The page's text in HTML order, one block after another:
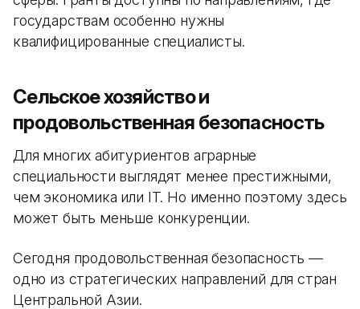
государствам особенно нужны
квалифицированные специалисты.
Сельское хозяйство и
продовольственная безопасность
Для многих абитуриентов аграрные
специальности выглядят менее престижными,
чем экономика или IT. Но именно поэтому здесь
может быть меньше конкуренции.
Сегодня продовольственная безопасность —
одно из стратегических направлений для стран
Центральной Азии.